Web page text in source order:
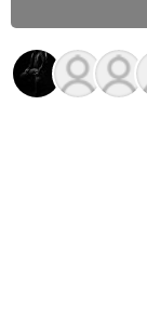
площадок 24
Услуги: